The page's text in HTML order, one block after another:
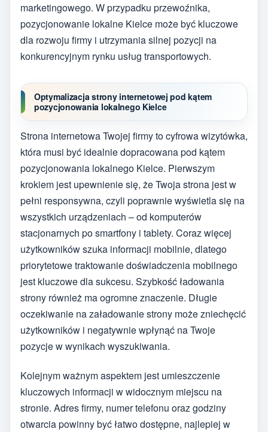
marketingowego. W przypadku przewoźnika,
pozycjonowanie lokalne Kielce może być kluczowe
dla rozwoju firmy i utrzymania silnej pozycji na
konkurencyjnym rynku usług transportowych.
Optymalizacja strony internetowej pod kątem
pozycjonowania lokalnego Kielce
Strona internetowa Twojej firmy to cyfrowa wizytówka,
która musi być idealnie dopracowana pod kątem
pozycjonowania lokalnego Kielce. Pierwszym
krokiem jest upewnienie się, że Twoja strona jest w
pełni responsywna, czyli poprawnie wyświetla się na
wszystkich urządzeniach – od komputerów
stacjonarnych po smartfony i tablety. Coraz więcej
użytkowników szuka informacji mobilnie, dlatego
priorytetowe traktowanie doświadczenia mobilnego
jest kluczowe dla sukcesu. Szybkość ładowania
strony również ma ogromne znaczenie. Długie
oczekiwanie na załadowanie strony może zniechęcić
użytkowników i negatywnie wpłynąć na Twoje
pozycje w wynikach wyszukiwania.
Kolejnym ważnym aspektem jest umieszczenie
kluczowych informacji w widocznym miejscu na
stronie. Adres firmy, numer telefonu oraz godziny
otwarcia powinny być łatwo dostępne, najlepiej w